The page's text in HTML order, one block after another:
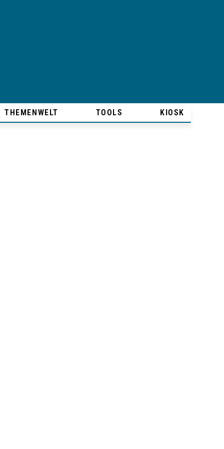
THEMENWELT TOOLS KIOSK